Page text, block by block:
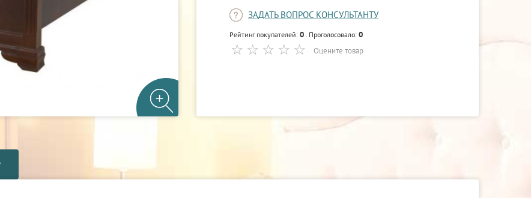
ЗАДАТЬ ВОПРОС КОНСУЛЬТАНТУ
Рейтинг покупателей: 0 . Проголосовало: 0
Оцените товар